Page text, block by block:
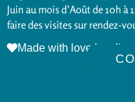
Juin au mois d’Août de 10h à
faire des visites sur rendez-
Made with love by